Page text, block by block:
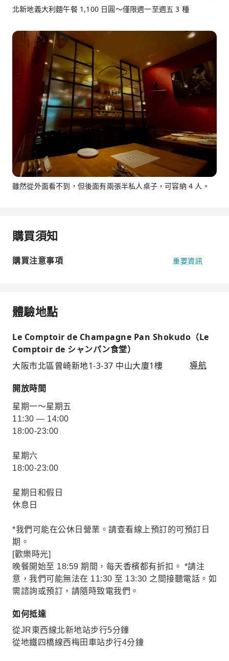
北新地義大利麵午餐 1,100 日圓～僅限週一至週五 3 種
雖然從外面看不到，但後面有兩張半私人桌子，可容納 4 人。
購買須知
購買注意事項 重要資訊
體驗地點
Le Comptoir de Champagne Pan Shokudo（Le
Comptoir de シャンパン食堂）
大阪市北區曾崎新地1-3-37 中山大廈1樓
導航
開放時間
星期一～星期五
11:30 — 14:00
18:00-23:00
星期六
18:00-23:00
星期日和假日
休息日
*我們可能在公休日營業。請查看線上預訂的可預訂日
期。
[歡樂時光]
晚餐開始至 18:59 期間，每天香檳都有折扣。 *請注
意，我們可能無法在 11:30 至 13:30 之間接聽電話。如
需諮詢或預訂，請隨時致電我們。
如何抵達
從JR東西線北新地站步行5分鐘
從地鐵四橋線西梅田車站步行4分鐘